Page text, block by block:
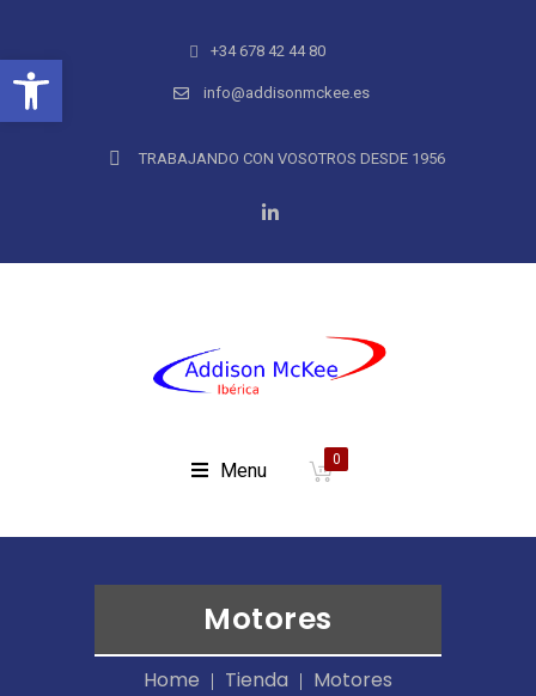
Abrir barra de herramientas+34 678 42 44 80
info@addisonmckee.es
TRABAJANDO CON VOSOTROS DESDE 1956
Menu 0
Motores
Home Tienda Motores